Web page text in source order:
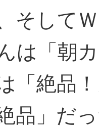
そして
は「朝
「絶品
品」だ